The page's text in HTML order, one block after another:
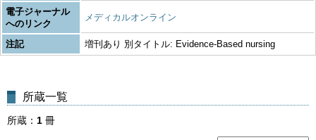
電子ジャーナル
へのリンク
メディカルオンライン
注記 増刊あり 別タイトル: Evidence-Based nursing
所蔵一覧
所蔵 1 冊